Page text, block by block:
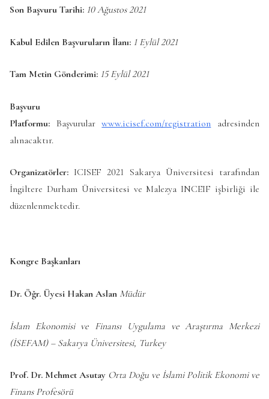
Son Başvuru Tarihi: 10 Ağustos 2021
Kabul Edilen Başvuruların İlanı: 1 Eylül 2021
Tam Metin Gönderimi: 15 Eylül 2021
Başvuru
Platformu: Başvurularwww.icisef.com/registration adresinden
alınacaktır.
Organizatörler: ICISEF 2021 Sakarya Üniversitesi tarafından
İngiltere Durham Üniversitesi ve Malezya INCEIF işbirliği ile
düzenlenmektedir.
Kongre Başkanları
Dr. Öğr. Üyesi Hakan Aslan Müdür
İslam Ekonomisi ve Finansı Uygulama ve Araştırma Merkezi
(İSEFAM) – Sakarya Üniversitesi, Turkey
Prof. Dr. Mehmet Asutay Orta Doğu ve İslami Politik Ekonomi ve
Finans Profesörü